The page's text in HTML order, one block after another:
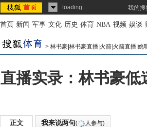
loading... 我的搜
首页-新闻-军事-文化-历史-体育-NBA-视频-娱谈-
> 林书豪|林书豪直播|火箭|火箭直播|姚
直播实录：林书豪
正文 我来说两句( 人参与)